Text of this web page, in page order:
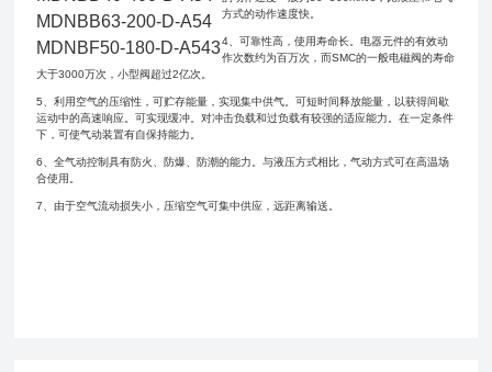
MDNBB63-200-D-A54
MDNBF50-180-D-A543
方式的动作速度快。
4、可靠性高，使用寿命长。电器元件的有效动
作次数约为百万次，而SMC的一般电磁阀的寿命
大于3000万次，小型阀超过2亿次。
5、利用空气的压缩性，可贮存能量，实现集中供气。可短时间释放能量，以获得间歇
运动中的高速响应。可实现缓冲。对冲击负载和过负载有较强的适应能力。在一定条件
下，可使气动装置有自保持能力。
6、全气动控制具有防火、防爆、防潮的能力。与液压方式相比，气动方式可在高温场
合使用。
7、由于空气流动损失小，压缩空气可集中供应，远距离输送。